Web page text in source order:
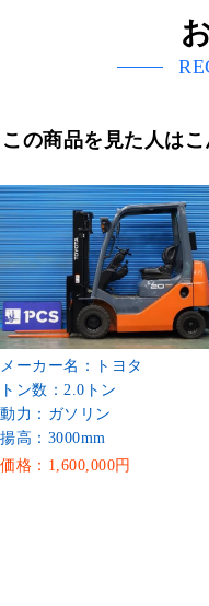
この商品を見た人は
メーカー名：トヨタ
トン数：2.0トン
動力：ガソリン
揚高：3000mm
価格：1,600,000円